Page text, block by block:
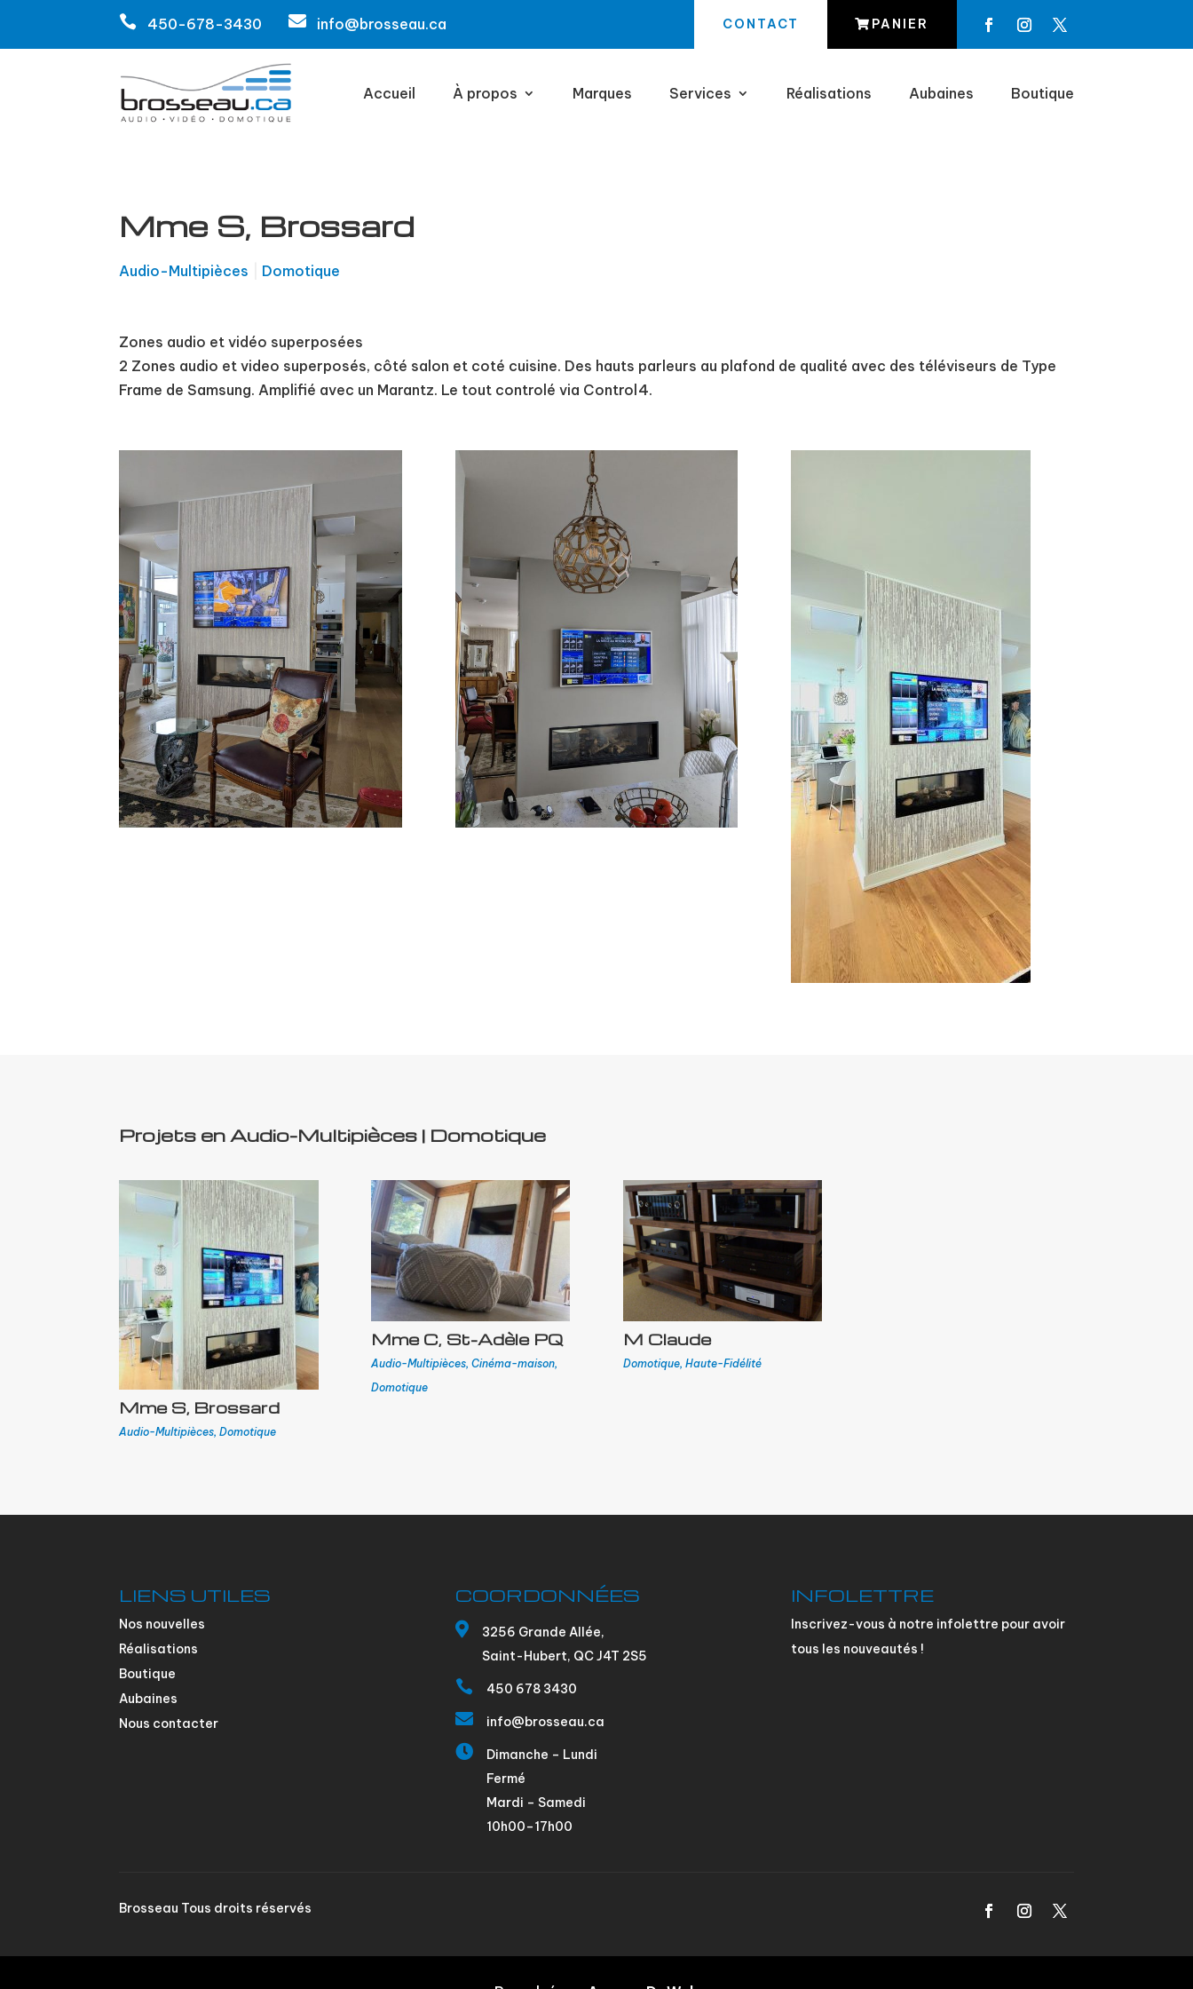
 450-678-3430  info@brosseau.ca CONTACT PANIER
Accueil À propos Marques Services Réalisations Aubaines Boutique
Mme S, Brossard
Audio-Multipièces Domotique
Zones audio et vidéo superposées
2 Zones audio et video superposés, côté salon et coté cuisine. Des hauts parleurs au plafond de qualité avec des téléviseurs de Type
Frame de Samsung. Amplifié avec un Marantz. Le tout controlé via Control4.
Projets enAudio-Multipièces | Domotique
Mme S, Brossard
Audio-Multipièces,Domotique
Mme C, St-Adèle PQ
Audio-Multipièces, Cinéma-maison,
Domotique
M Claude
Domotique, Haute-Fidélité
LIENS UTILES
Nos nouvelles
Réalisations
Boutique
Aubaines
Nous contacter
COORDONNÉES

3256 Grande Allée,
Saint-Hubert, QC J4T 2S5
 450 678 3430
 info@brosseau.ca

Dimanche – Lundi
Fermé
Mardi – Samedi
10h00–17h00
INFOLETTRE
Inscrivez-vous à notre infolettre pour avoir
tous les nouveautés !
Brosseau Tous droits réservés